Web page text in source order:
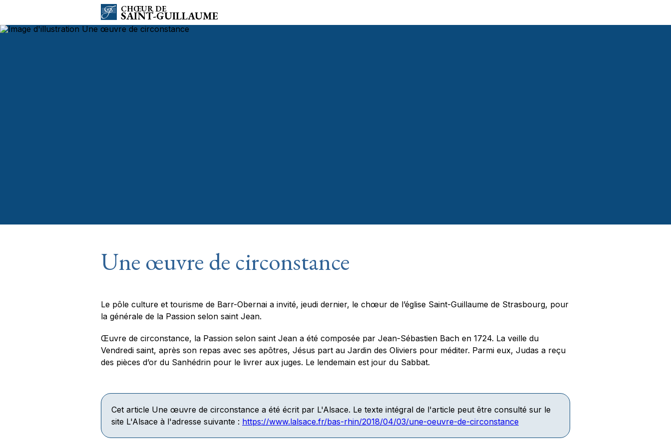
Une œuvre de circonstance
Le pôle culture et tourisme de Barr-Obernai a invité, jeudi dernier, le chœur de l’église Saint-Guillaume de Strasbourg, pour
la générale de la Passion selon saint Jean.
Œuvre de circonstance, la Passion selon saint Jean a été composée par Jean-Sébastien Bach en 1724. La veille du
Vendredi saint, après son repas avec ses apôtres, Jésus part au Jardin des Oliviers pour méditer. Parmi eux, Judas a reçu
des pièces d’or du Sanhédrin pour le livrer aux juges. Le lendemain est jour du Sabbat.
Cet article Une œuvre de circonstance a été écrit par L'Alsace. Le texte intégral de l'article peut être consulté sur le
site L'Alsace à l'adresse suivante : https://www.lalsace.fr/bas-rhin/2018/04/03/une-oeuvre-de-circonstance
CHŒUR DE
SAINT-GUILLAUME